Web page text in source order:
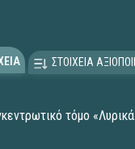
ΣΤΟΙΧΕΙΑ
τόμο